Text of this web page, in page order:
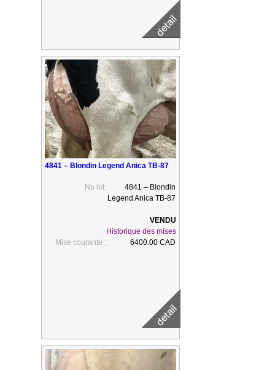
4841 – Blondin Legend Anica TB-87
No lot:
4841 – Blondin
Legend Anica TB-87
Historique des mises
Mise courante :
6400.00 CAD